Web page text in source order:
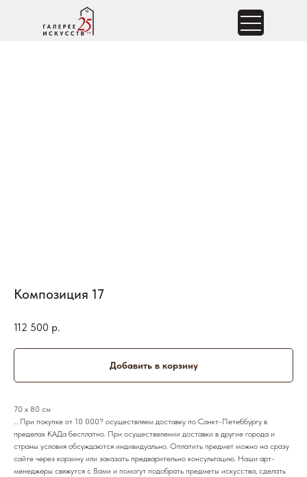
Композиция 17
112 500 р.
Добавить в корзину
70 х 80 см
... При покупке от 10 000? осуществляем доставку по Санкт-Петеббургу в
пределах КАДа бесплатно. При осуществелении доставки в другие города и
страны условия обсуждаются индивидуально. Оплатить предмет можно на сразу
сайте через корзину или заказать предварительно консультацию. Наши арт-
менеджеры свяжутся с Вами и помогут подобрать предметы искусства, сделать